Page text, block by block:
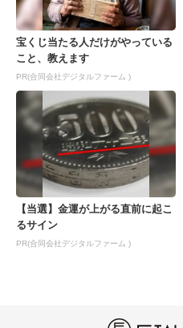
宝くじ当たる人だけがやっている
こと、教えます
PR(合同会社デジタルファーム )
【当選】金運が上がる直前に起こ
るサイン
PR(合同会社デジタルファーム )